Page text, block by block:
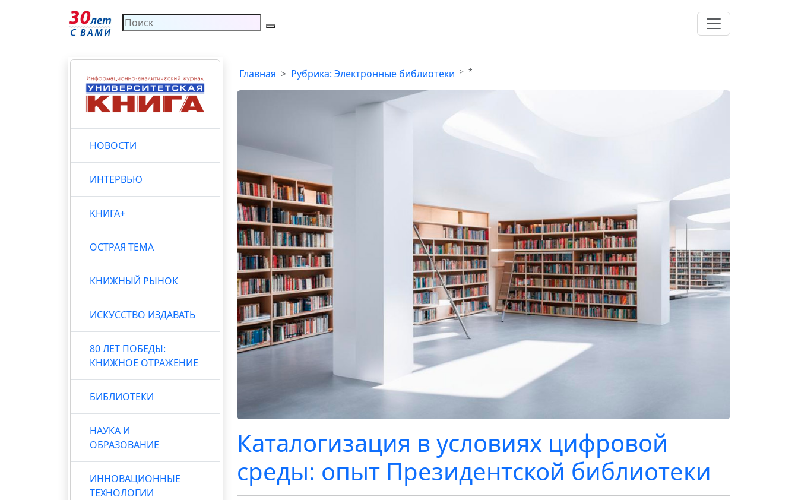
НОВОСТИ
ИНТЕРВЬЮ
КНИГА+
ОСТРАЯ ТЕМА
КНИЖНЫЙ РЫНОК
ИСКУССТВО ИЗДАВАТЬ
80 ЛЕТ ПОБЕДЫ:
КНИЖНОЕ ОТРАЖЕНИЕ
БИБЛИОТЕКИ
НАУКА И
ОБРАЗОВАНИЕ
ИННОВАЦИОННЫЕ
ТЕХНОЛОГИИ
Главная Рубрика: Электронные библиотеки *
Каталогизация в условиях цифровой
среды: опыт Президентской библиотеки